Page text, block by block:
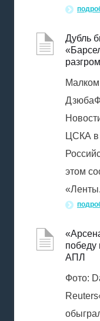
Дубль
ЦСКА в
этом
победу
АПЛ
Фото: